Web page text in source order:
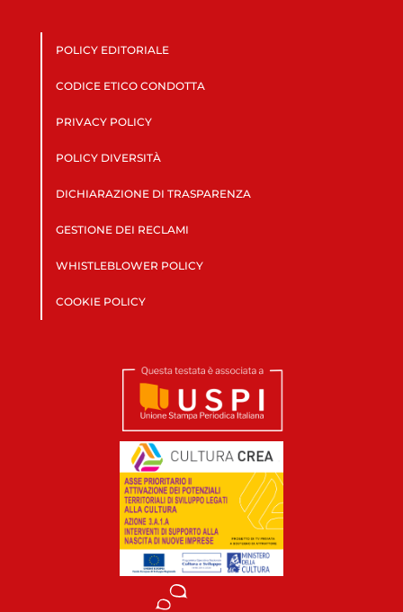
POLICY EDITORIALE
CODICE ETICO CONDOTTA
PRIVACY POLICY
POLICY DIVERSITÀ
DICHIARAZIONE DI TRASPARENZA
GESTIONE DEI RECLAMI
WHISTLEBLOWER POLICY
COOKIE POLICY